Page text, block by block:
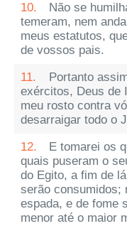
10.
Não se
temeram, nem
meus estatutos,
de vossos pais.
11.
Portanto
exércitos, Deus de
meu rosto contra
desarraigar todo o
12.
E tomarei os
quais puseram o
do Egito, a fim de
serão consumidos;
espada, e de fome
menor até o maior